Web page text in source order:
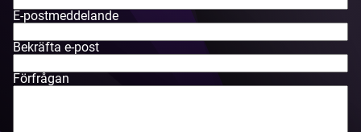
E-postmeddelande
Bekräfta e-post
Förfrågan